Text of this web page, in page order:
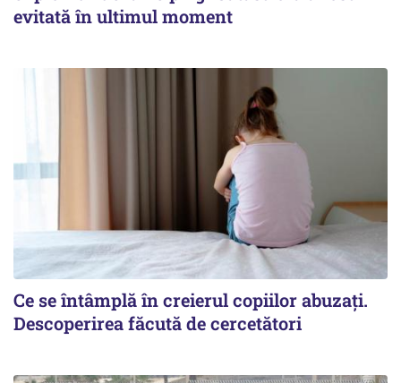
evitată în ultimul moment
Ce se întâmplă în creierul copiilor abuzați.
Descoperirea făcută de cercetători